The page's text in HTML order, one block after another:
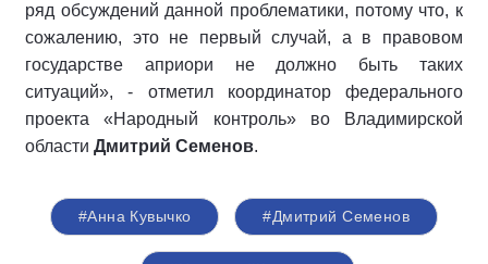
ряд обсуждений данной проблематики, потому что, к
сожалению, это не первый случай, а в правовом
государстве априори не должно быть таких
ситуаций», - отметил координатор федерального
проекта «Народный контроль» во Владимирской
области Дмитрий Семенов.
#Анна Кувычко #Дмитрий Семенов